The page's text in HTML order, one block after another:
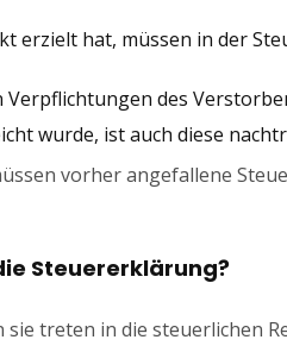
erzielt hat, müssen in der
Verpflichtungen des
wurde, ist auch diese
vorher angefallene
Steuererklärung?
sie treten in die steuerlichen